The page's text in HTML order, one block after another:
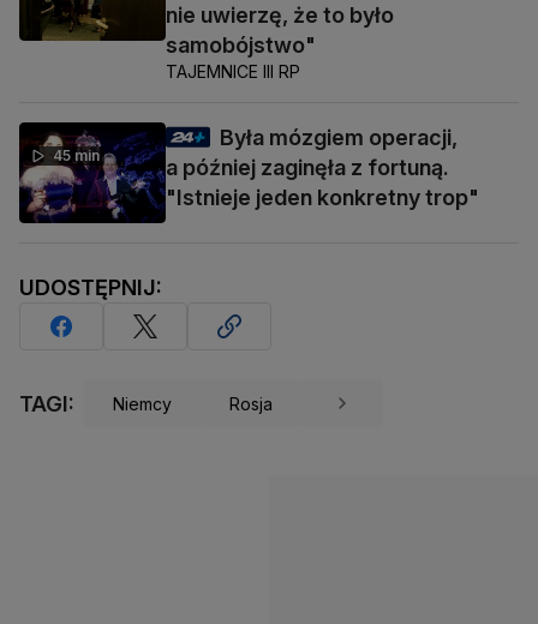
nie uwierzę, że to było
samobójstwo"
TAJEMNICE III RP
45 min
Była mózgiem operacji,
a później zaginęła z fortuną.
"Istnieje jeden konkretny trop"
UDOSTĘPNIJ:
TAGI: Niemcy Rosja